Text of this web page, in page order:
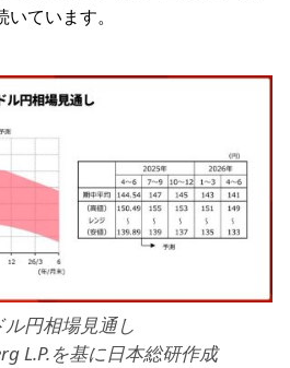
ています。
ル円相場見通し
L.P.を基に日本総研作成